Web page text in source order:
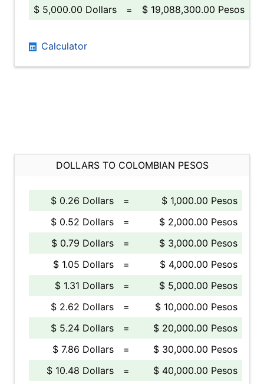
$ 5,000.00 Dollars
= $ 19,088,300.00 Pesos
Calculator
DOLLARS TO COLOMBIAN PESOS
$ 0.26 Dollars =
$ 1,000.00 Pesos
$ 0.52 Dollars
=
$ 2,000.00 Pesos
$ 0.79 Dollars
=
$ 3,000.00 Pesos
$ 1.05 Dollars
=
$ 4,000.00 Pesos
$ 1.31 Dollars
=
$ 5,000.00 Pesos
$ 2.62 Dollars
=
$ 10,000.00 Pesos
$ 5.24 Dollars
=
$ 20,000.00 Pesos
$ 7.86 Dollars
=
$ 30,000.00 Pesos
$ 10.48 Dollars
= $ 40,000.00 Pesos